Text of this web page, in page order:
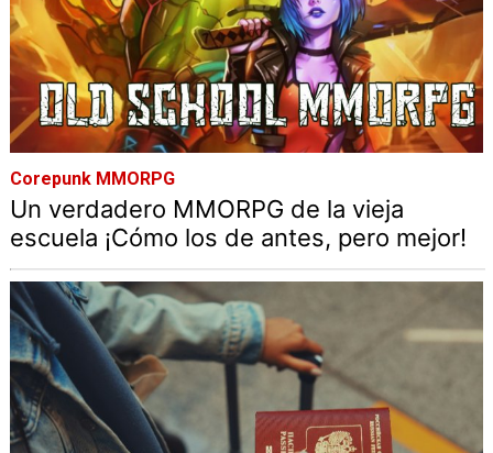
Corepunk MMORPG
Un verdadero MMORPG de la vieja
escuela ¡Cómo los de antes, pero mejor!